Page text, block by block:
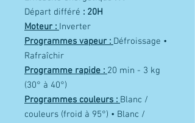
Départ différé : 20H
Moteur : Inverter
Programmes vapeur : Défroissage •
Rafraîchir
Programme rapide : 20 min - 3 kg
(30° à 40°)
Programmes couleurs : Blanc /
couleurs (froid à 95°) • Blanc /